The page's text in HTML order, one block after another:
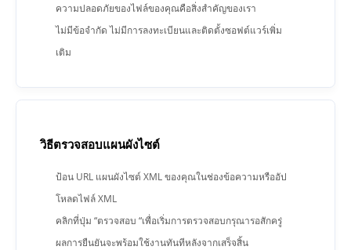
ความปลอดภัยของไฟล์ของคุณคือสิ่งสำคัญของเรา
ไม่มีข้อจำกัด ไม่มีการลงทะเบียนและติดตั้งซอฟต์แวร์เพิ่ม
เติม
วิธีตรวจสอบแผนผังไซต์
ป้อน URL แผนผังไซต์ XML ของคุณในช่องข้อความหรืออัป
โหลดไฟล์ XML
คลิกที่ปุ่ม “ตรวจสอบ “เพื่อเริ่มการตรวจสอบกรุณารอสักครู่
ผลการยืนยันจะพร้อมใช้งานทันทีหลังจากเสร็จสิ้น